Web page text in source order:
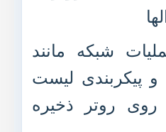
شبکه مانند
و پیکربندی لیست
روتر ذخیره